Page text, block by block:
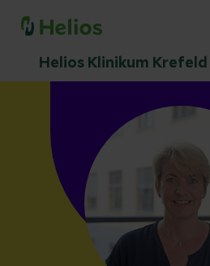
Helios Klinikum Krefeld